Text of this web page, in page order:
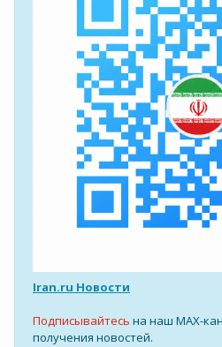
Iran.ru Новости
Подписывайтесь на наш MAX-
получения новостей.